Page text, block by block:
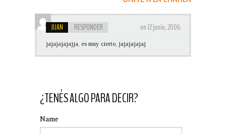
JUAN RESPONDER on 12 junio, 2006
jajajajajajja, es muy cierto, jajajajajaj
¿TENÉS ALGO PARA DECIR?
Name